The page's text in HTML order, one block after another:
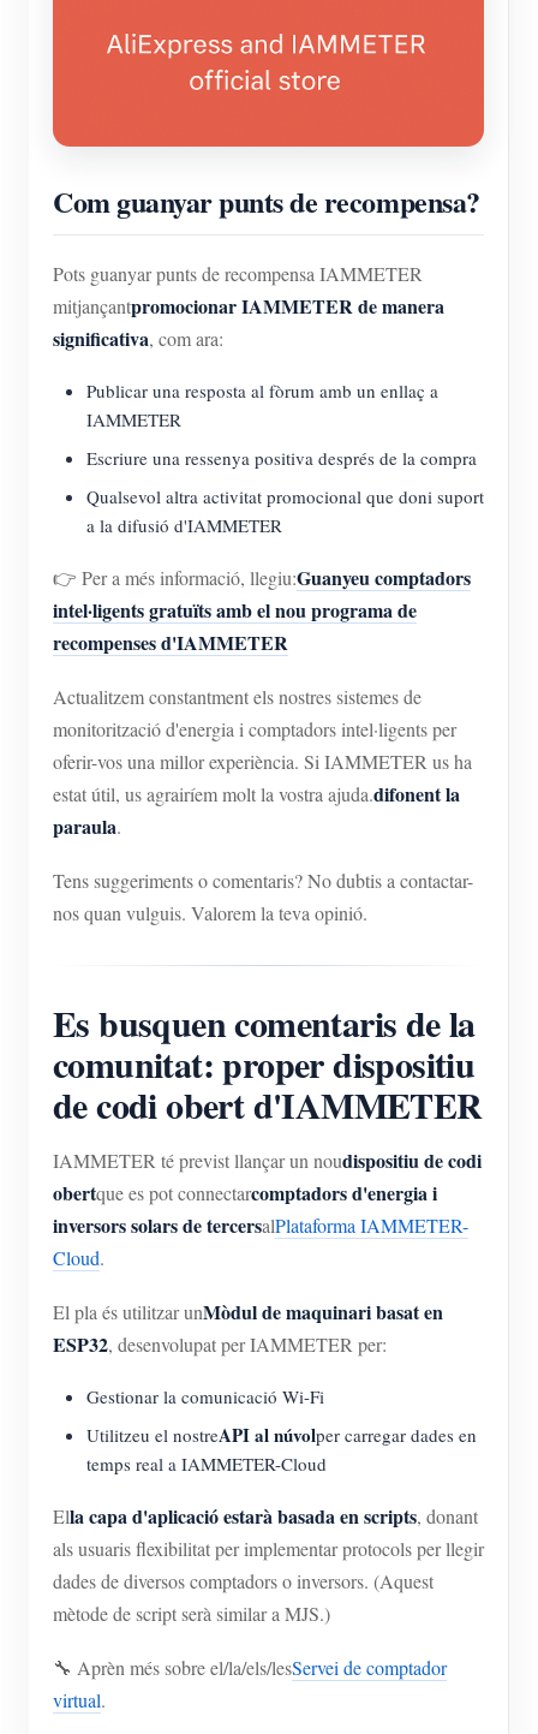
Com guanyar punts de recompensa?
Pots guanyar punts de recompensa IAMMETER
mitjançantpromocionar IAMMETER de manera
significativa, com ara:
Publicar una resposta al fòrum amb un enllaç a
IAMMETER
Escriure una ressenya positiva després de la compra
Qualsevol altra activitat promocional que doni suport
a la difusió d'IAMMETER
👉 Per a més informació, llegiu:Guanyeu comptadors
intel·ligents gratuïts amb el nou programa de
recompenses d'IAMMETER
Actualitzem constantment els nostres sistemes de
monitorització d'energia i comptadors intel·ligents per
oferir-vos una millor experiència. Si IAMMETER us ha
estat útil, us agrairíem molt la vostra ajuda.difonent la
paraula.
Tens suggeriments o comentaris? No dubtis a contactar-
nos quan vulguis. Valorem la teva opinió.
Es busquen comentaris de la
comunitat: proper dispositiu
de codi obert d'IAMMETER
IAMMETER té previst llançar un noudispositiu de codi
obertque es pot connectarcomptadors d'energia i
inversors solars de tercersalPlataforma IAMMETER-
Cloud.
El pla és utilitzar unMòdul de maquinari basat en
ESP32, desenvolupat per IAMMETER per:
Gestionar la comunicació Wi-Fi
Utilitzeu el nostreAPI al núvolper carregar dades en
temps real a IAMMETER-Cloud
Ella capa d'aplicació estarà basada en scripts, donant
als usuaris flexibilitat per implementar protocols per llegir
dades de diversos comptadors o inversors. (Aquest
mètode de script serà similar a MJS.)
🔧 Aprèn més sobre el/la/els/lesServei de comptador
virtual.